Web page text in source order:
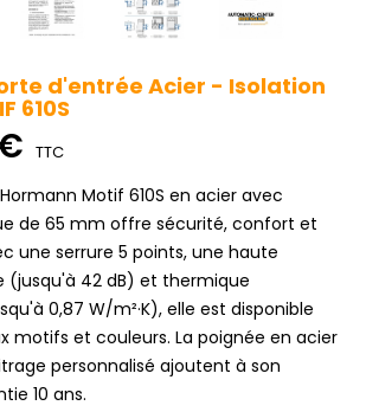
d'entrée Acier - Isolation
610S
TTC
Motif 610S en acier avec
de 65 mm offre sécurité, confort et
une serrure 5 points, une haute
(jusqu'à 42 dB) et thermique
0,87 W/m²·K), elle est disponible
motifs et couleurs. La poignée en acier
personnalisé ajoutent à son
10 ans.